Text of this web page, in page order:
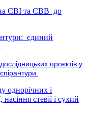
на ЄВІ та ЄВВ до
єдиний
проєктів у
однорічних і
стевії і сухий